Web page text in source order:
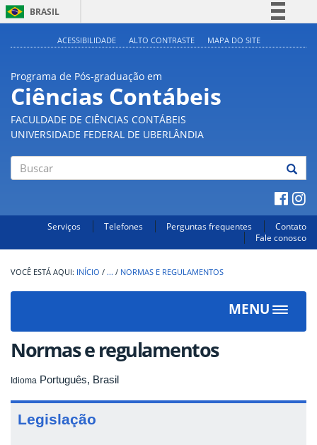
BRASIL
Acesso à informação
ACESSIBILIDADE ALTO CONTRASTE MAPA DO SITE
Programa de Pós-graduação em
Ciências Contábeis
FACULDADE DE CIÊNCIAS CONTÁBEIS
UNIVERSIDADE FEDERAL DE UBERLÂNDIA
Serviços Telefones Perguntas frequentes
Contato
Fale conosco
INÍCIO / ... / NORMAS E REGULAMENTOS
MENU
Toggle
Normas e regulamentos
Idioma Português, Brasil
Legislação